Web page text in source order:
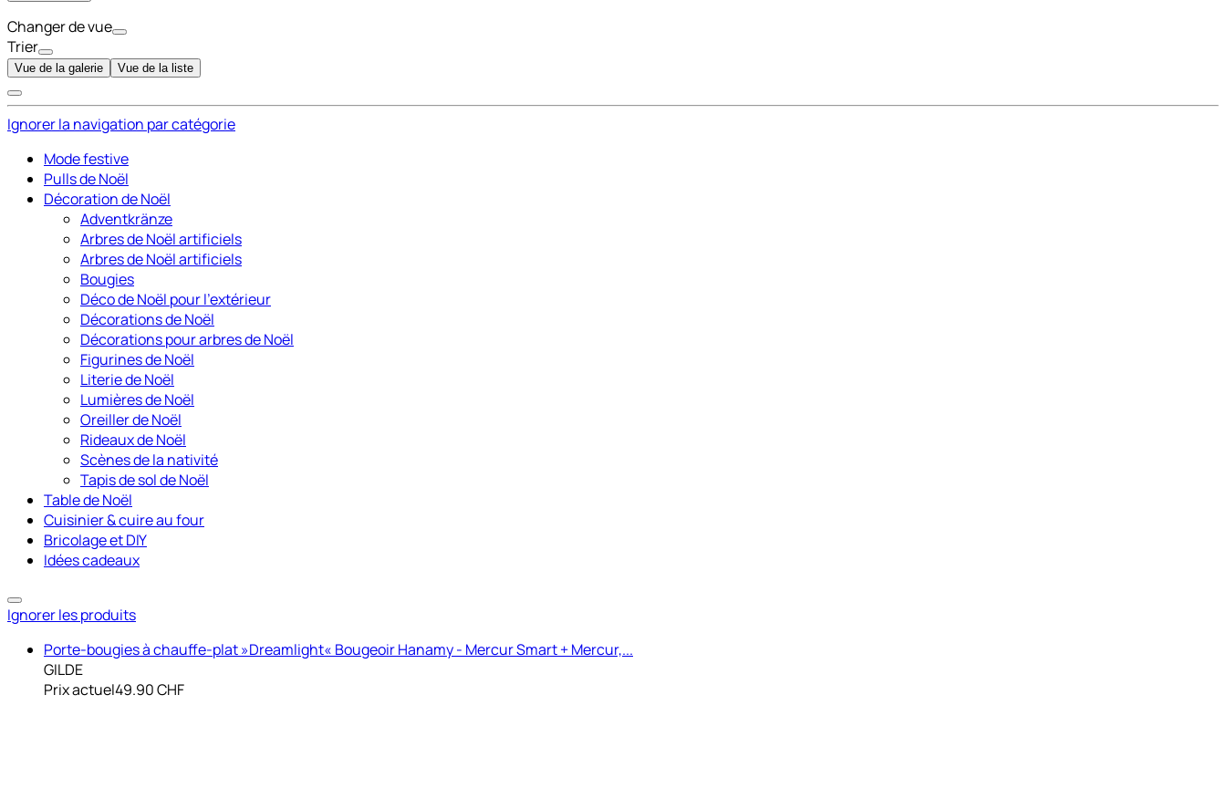
Changer de vue
Trier
Vue de la galerie Vue de la liste
Ignorer la navigation par catégorie
Mode festive
Pulls de Noël
Décoration de Noël
Adventkränze
Arbres de Noël artificiels
Arbres de Noël artificiels
Bougies
Déco de Noël pour l'extérieur
Décorations de Noël
Décorations pour arbres de Noël
Figurines de Noël
Literie de Noël
Lumières de Noël
Oreiller de Noël
Rideaux de Noël
Scènes de la nativité
Tapis de sol de Noël
Table de Noël
Cuisinier & cuire au four
Bricolage et DIY
Idées cadeaux
Ignorer les produits
Porte-bougies à chauffe-plat »Dreamlight« Bougeoir Hanamy - Mercur Smart + Mercur,...
GILDE
Prix actuel49.90 CHF